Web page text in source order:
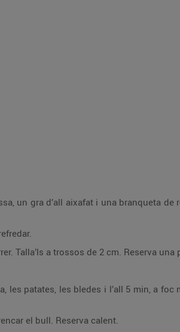
un gra d’all aixafat i una branqueta
Talla’ls a trossos de 2 cm. Reserva una
les patates, les bledes i l’all 5 min, a
el bull. Reserva calent.